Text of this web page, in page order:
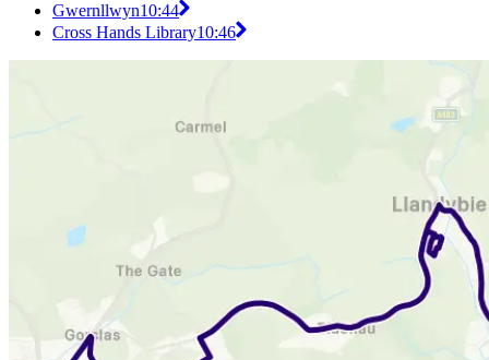
Gwernllwyn10:44
Cross Hands Library10:46